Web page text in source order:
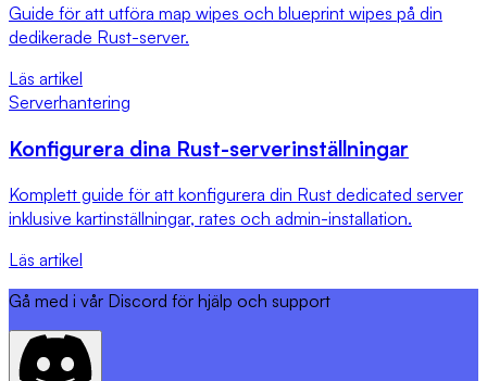
Guide för att utföra map wipes och blueprint wipes på din
dedikerade Rust-server.
Läs artikel
Serverhantering
Konfigurera dina Rust-serverinställningar
Komplett guide för att konfigurera din Rust dedicated server
inklusive kartinställningar, rates och admin-installation.
Läs artikel
Gå med i vår Discord för hjälp och support